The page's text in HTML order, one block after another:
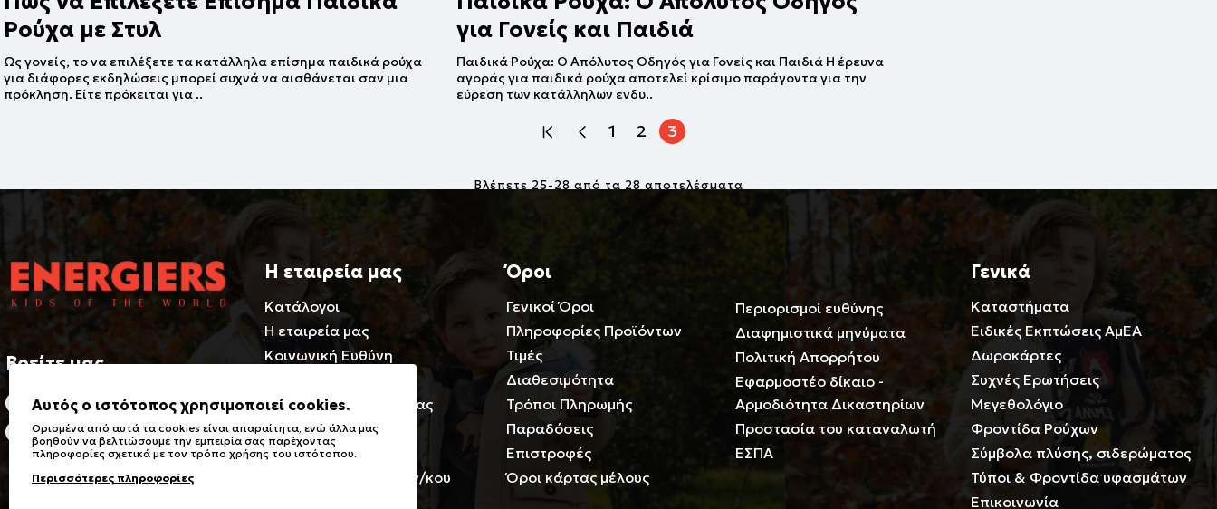
Ρούχα με Στυλ
Ως γονείς, το να επιλέξετε τα κατάλληλα επίσημα παιδικά ρούχα
για διάφορες εκδηλώσεις μπορεί συχνά να αισθάνεται σαν μια
πρόκληση. Είτε πρόκειται για ..
για Γονείς και Παιδιά
Παιδικά Ρούχα: Ο Απόλυτος Οδηγός για Γονείς και Παιδιά Η έρευνα
αγοράς για παιδικά ρούχα αποτελεί κρίσιμο παράγοντα για την
εύρεση των κατάλληλων ενδυ..
1 2 3
Βλέπετε 25-28 από τα 28 αποτελέσματα
Βρείτε μας
2310686540-3 / 800 500 1981
Ρήγα Φεραίου 21, Ευκαρπία
564 29
Η εταιρεία μας
Κατάλογοι
Η εταιρεία μας
Κοινωνική Ευθύνη
Συνεργαστείτε μαζί μας
Certificates
Ευκαιρίες Καριέρας
Γνωσ/ση Έρευνας Συν/κου
Όροι
Γενικοί Όροι
Πληροφορίες Προϊόντων
Τιμές
Διαθεσιμότητα
Τρόποι Πληρωμής
Παραδόσεις
Επιστροφές
Όροι κάρτας μέλους
Περιορισμοί ευθύνης
Διαφημιστικά μηνύματα
Πολιτική Απορρήτου
Εφαρμοστέο δίκαιο -
Αρμοδιότητα Δικαστηρίων
Προστασία του καταναλωτή
ΕΣΠΑ
Γενικά
Καταστήματα
Ειδικές Εκπτώσεις ΑμΕΑ
Δωροκάρτες
Συχνές Ερωτήσεις
Μεγεθολόγιο
Φροντίδα Ρούχων
Σύμβολα πλύσης, σιδερώματος
Τύποι & Φροντίδα υφασμάτων
Επικοινωνία
Αυτός ο ιστότοπος χρησιμοποιεί cookies.
Ορισμένα από αυτά τα cookies είναι απαραίτητα, ενώ άλλα μας
βοηθούν να βελτιώσουμε την εμπειρία σας παρέχοντας
πληροφορίες σχετικά με τον τρόπο χρήσης του ιστότοπου.
Περισσότερες πληροφορίες